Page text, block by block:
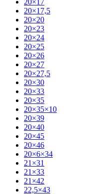
20×17
20×17,5
20×20
20×23
20×24
20×25
20×26
20×27
20×27,5
20×30
20×33
20×35
20×35×10
20×39
20×40
20×45
20×46
20×6×34
21×31
21×33
21×42
22,5×43